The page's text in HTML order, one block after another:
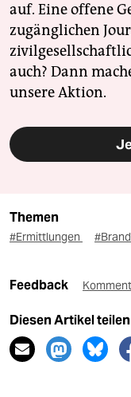
auf. Eine offene
zugänglichen
auch? Dann
unsere Aktion.
Themen
#Ermittlungen
Feedback
Diesen Artikel teilen